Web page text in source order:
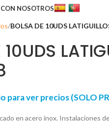
NOSOTROS
BOLSA DE 10UDS
10UDS
para ver precios (SOLO
en acero inox. Instalaciones